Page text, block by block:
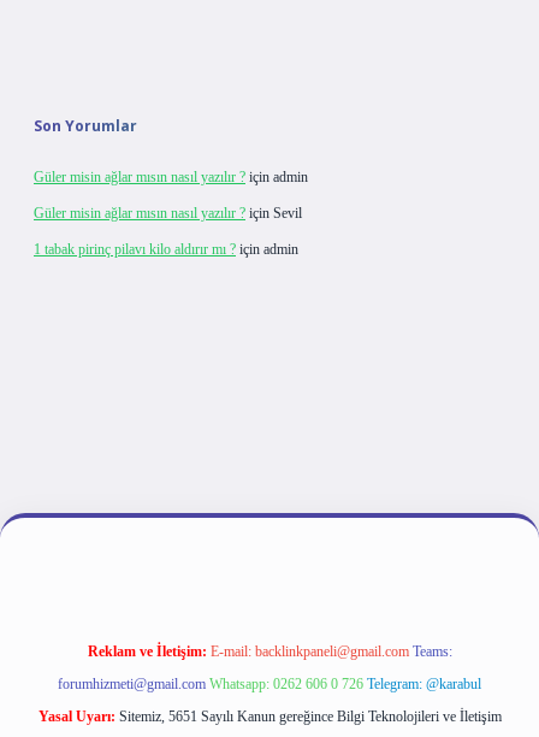
Son Yorumlar
Güler misin ağlar mısın nasıl yazılır ? için admin
Güler misin ağlar mısın nasıl yazılır ? için Sevil
1 tabak pirinç pilavı kilo aldırır mı ? için admin
Reklam ve İletişim: E-mail: backlinkpaneli@gmail.com Teams:
forumhizmeti@gmail.com Whatsapp: 0262 606 0 726 Telegram: @karabul
Yasal Uyarı: Sitemiz, 5651 Sayılı Kanun gereğince Bilgi Teknolojileri ve İletişim